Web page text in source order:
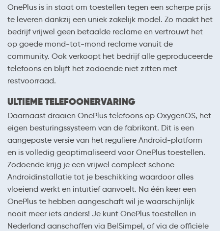
OnePlus is in staat om toestellen tegen een scherpe prijs
te leveren dankzij een uniek zakelijk model. Zo maakt het
bedrijf vrijwel geen betaalde reclame en vertrouwt het
op goede mond-tot-mond reclame vanuit de
community. Ook verkoopt het bedrijf alle geproduceerde
telefoons en blijft het zodoende niet zitten met
restvoorraad.
ULTIEME TELEFOONERVARING
Daarnaast draaien OnePlus telefoons op OxygenOS, het
eigen besturingssysteem van de fabrikant. Dit is een
aangepaste versie van het reguliere Android-platform
en is volledig geoptimaliseerd voor OnePlus toestellen.
Zodoende krijg je een vrijwel compleet schone
Androidinstallatie tot je beschikking waardoor alles
vloeiend werkt en intuïtief aanvoelt. Na één keer een
OnePlus te hebben aangeschaft wil je waarschijnlijk
nooit meer iets anders! Je kunt OnePlus toestellen in
Nederland aanschaffen via BelSimpel, of via de officiële